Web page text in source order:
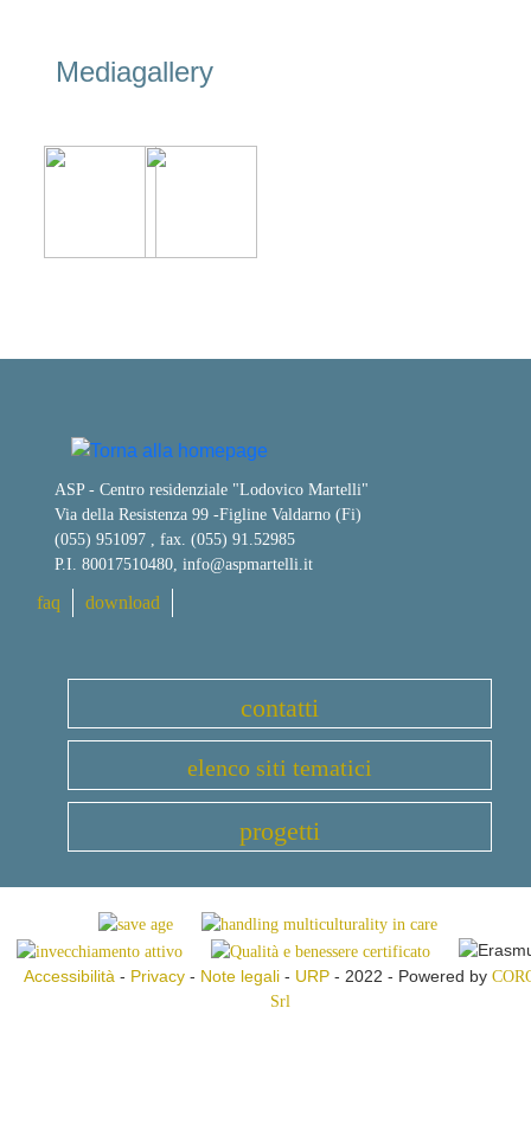
Mediagallery
ASP - Centro residenziale "Lodovico Martelli"
Via della Resistenza 99 -Figline Valdarno (Fi)
(055) 951097 , fax. (055) 91.52985
P.I. 80017510480, info@aspmartelli.it
faq download
contatti
elenco siti tematici
progetti
Accessibilità - Privacy- Note legali- URP- 2022 - Powered by
Srl